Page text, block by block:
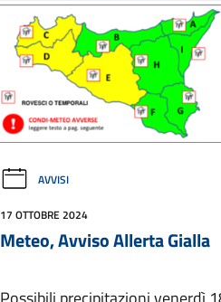
AVVISI
17 OTTOBRE 2024
Meteo, Avviso Allerta Gialla